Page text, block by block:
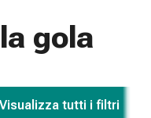
gola
Visualizza tutti i filtri